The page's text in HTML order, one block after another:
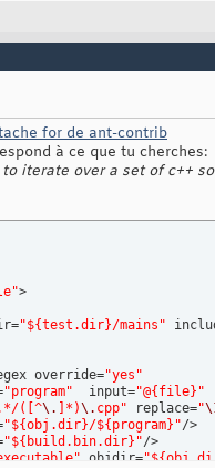
().addReference("liste"
permettant d
'effectuer une
			<![CDATA[
]]>
script>
main -->
depends="boucle">
message="Fin de la
for de ant-contrib
à ce que tu cherches:
iterate over a set of c++
>
"${test.dir}/mains"
override=
"yes"
"program"
  input=
"@{file}"
([^\. ]*)\. cpp" replace="
"${obj.dir}/${program}"/>
"${build.bin.dir}"/>
objdir=